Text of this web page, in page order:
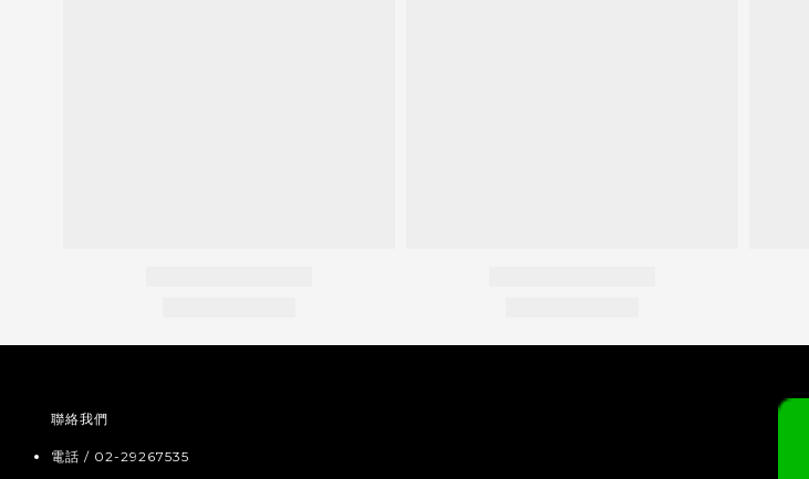
聯絡我們
電話 / 02-29267535